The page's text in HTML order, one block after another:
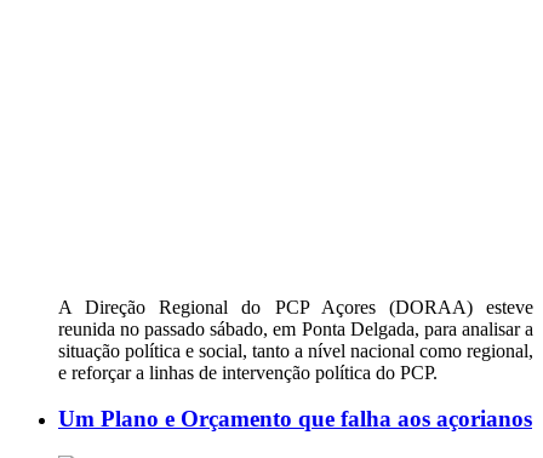
A Direção Regional do PCP Açores (DORAA) esteve
reunida no passado sábado, em Ponta Delgada, para analisar a
situação política e social, tanto a nível nacional como regional,
e reforçar a linhas de intervenção política do PCP.
Um Plano e Orçamento que falha aos açorianos